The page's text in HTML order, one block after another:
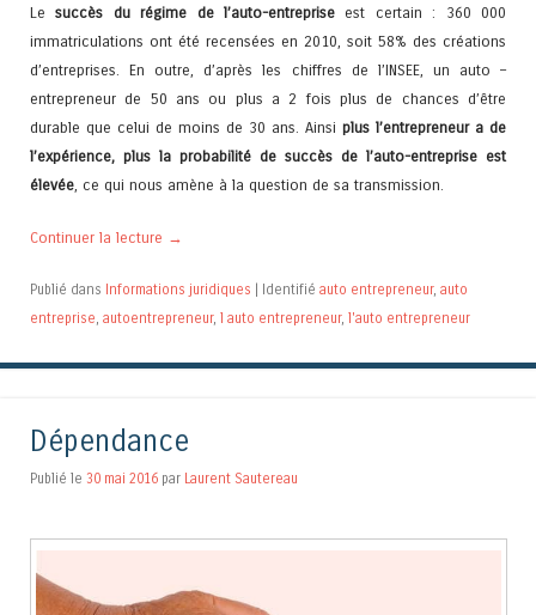
Lesuccès du régime de l’auto-entreprise est certain : 360 000
immatriculations ont été recensées en 2010, soit 58% des créations
d’entreprises. En outre, d’après les chiffres de l’INSEE, un auto –
entrepreneur de 50 ans ou plus a 2 fois plus de chances d’être
durable que celui de moins de 30 ans. Ainsi plus l’entrepreneur a de
l’expérience, plus la probabilité de succès de l’auto-entreprise est
élevée, ce qui nous amène à la question de sa transmission.
Continuer la lecture →
Publié dans Informations juridiques | Identifié auto entrepreneur, auto
entreprise autoentrepreneur, l auto entrepreneur, l'auto entrepreneur
Dépendance
Publié le 30 mai 2016 par Laurent Sautereau